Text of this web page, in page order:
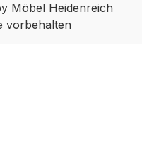
Möbel Heidenreich
vorbehalten